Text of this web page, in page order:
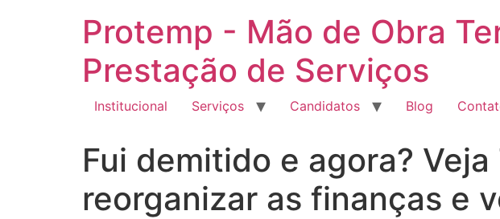
Protemp - Mão de Obra
Prestação de Serviços
Institucional Serviços Candidatos Blog
Fui demitido e agora?
reorganizar as finanças e